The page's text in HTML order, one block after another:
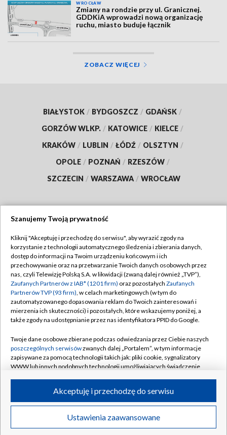
WROCŁAW
Zmiany na rondzie przy ul. Granicznej.
GDDKiA wprowadzi nową organizację
ruchu, miasto buduje łącznik
ZOBACZ WIĘCEJ
BIAŁYSTOK / BYDGOSZCZ / GDAŃSK /
GORZÓW WLKP. / KATOWICE / KIELCE /
KRAKÓW / LUBLIN / ŁÓDŹ / OLSZTYN /
OPOLE / POZNAŃ / RZESZÓW /
SZCZECIN / WARSZAWA / WROCŁAW
TVP
Abonament TVP
Emisja w TVP
Centrum informacji TVP
Naziemna Telewizja Cyfrowa
Rada Programowa
System NOS
Informacje o nadawcy
Program dla prasy
Ogłoszenie przetargowe
Regulamin TVP
Polityka prywatności
Moje zgody
Pomoc
Kontakt
Kanały
©2026 Telewizja Polska S.A. w likwidacji
Szanujemy Twoją prywatność
Kliknij "Akceptuję i przechodzę do serwisu", aby wyrazić zgody na
korzystanie z technologii automatycznego śledzenia i zbierania danych,
dostęp do informacji na Twoim urządzeniu końcowym i ich
przechowywanie oraz na przetwarzanie Twoich danych osobowych przez
nas, czyli Telewizję Polską S.A. w likwidacji (zwaną dalej również „TVP”),
Zaufanych Partnerów z IAB* (1201 firm) oraz pozostałych Zaufanych
Partnerów TVP (93 firm), w celach marketingowych (w tym do
zautomatyzowanego dopasowania reklam do Twoich zainteresowań i
mierzenia ich skuteczności) i pozostałych, które wskazujemy poniżej, a
także zgody na udostępnianie przez nas identyfikatora PPID do Google.
Twoje dane osobowe zbierane podczas odwiedzania przez Ciebie naszych
poszczególnych serwisówzwanych dalej „Portalem”, w tym informacje
zapisywane za pomocą technologii takich jak: pliki cookie, sygnalizatory
WWW lub innych podobnych technologii umożliwiających świadczenie
ruchu w Internecie.
Twoje dane osobowe zbierane podczas odwiedzania przez Ciebie
poszczególnych serwisówna Portalu, takie jak adresy IP, identyfikatory
Ustawienia zaawansowane
Akceptuję i przechodzę do serwisu